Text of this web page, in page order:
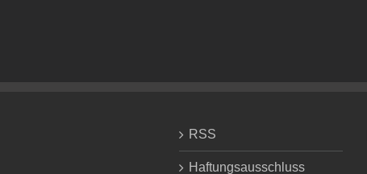
RSS
Haftungsausschluss